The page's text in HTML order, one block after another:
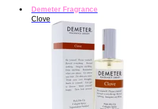
Demeter Fragrance
Clove